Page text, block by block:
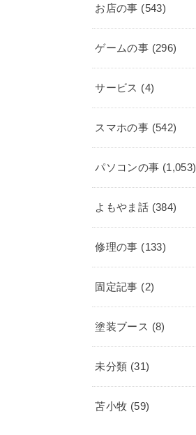
お店の事 (543)
ゲームの事 (296)
サービス (4)
スマホの事 (542)
パソコンの事 (1,053)
よもやま話 (384)
修理の事 (133)
固定記事 (2)
塗装ブース (8)
未分類 (31)
苫小牧 (59)